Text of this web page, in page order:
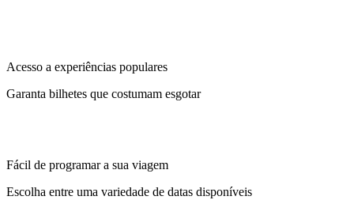
Acesso a experiências populares
Garanta bilhetes que costumam esgotar
Fácil de programar a sua viagem
Escolha entre uma variedade de datas disponíveis